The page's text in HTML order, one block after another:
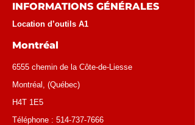
INFORMATIONS GÉNÉRALES
Location d’outils A1
Montréal
6555 chemin de la Côte-de-Liesse
Montréal , (Québec)
H4T 1E5
Téléphone : 514-737-7666